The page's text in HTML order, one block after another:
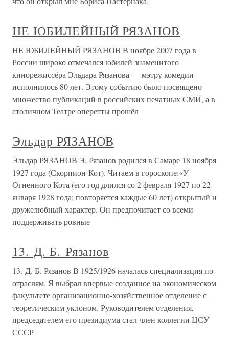
НЕ ЮБИЛЕЙНЫЙ РЯЗАНОВ
НЕ ЮБИЛЕЙНЫЙ РЯЗАНОВ В ноябре 2007 года в
России широко отмечался юбилей знаменитого
кинорежиссёра Эльдара Рязанова — мэтру комедии
исполнилось 80 лет. Этому событию было посвящено
множество публикаций в российских печатных СМИ, а в
столичном Театре оперетты прошёл
Эльдар РЯЗАНОВ
Эльдар РЯЗАНОВ Э. Рязанов родился в Самаре 18 ноября
1927 года (Скорпион-Кот). Читаем в гороскопе:«У
Огненного Кота (его год длился со 2 февраля 1927 по 22
января 1928 года; повторяется каждые 60 лет) открытый и
дружелюбный характер. Он предпочитает со всеми
поддерживать ровные
13. Д. Б. Рязанов
13. Д. Б. Рязанов В 1925/1926 началась специализация по
отраслям. Я выбрал впервые созданное на экономическом
факультете организационно-хозяйственное отделение с
теоретическим уклоном. Руководителем отделения,
председателем его президиума стал член коллегии ЦСУ
СССР